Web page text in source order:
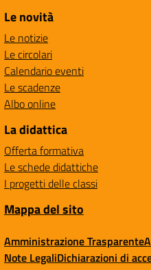
Le novità
Le notizie
Le circolari
Calendario eventi
Le scadenze
Albo online
La didattica
Offerta formativa
Le schede didattiche
I progetti delle classi
Mappa del sito
Amministrazione Trasparente
Note LegaliDichiarazioni di